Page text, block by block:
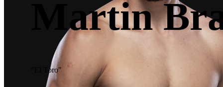
Martin
"El Toro"